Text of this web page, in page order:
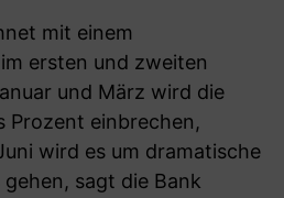
mit einem
ersten und zweiten
und März wird die
Prozent einbrechen,
wird es um dramatische
sagt die Bank